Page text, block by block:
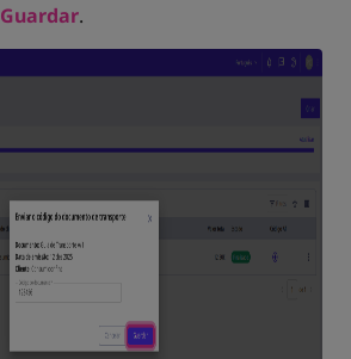
Guardar.